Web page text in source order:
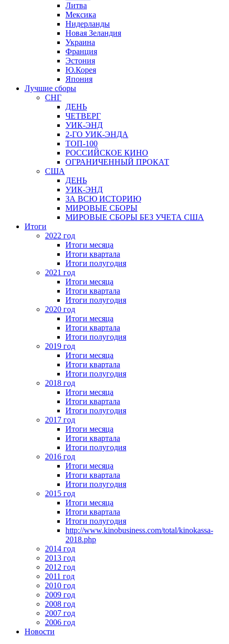
Литва
Мексика
Нидерланды
Новая Зеландия
Украина
Франция
Эстония
Ю.Корея
Япония
Лучшие сборы
СНГ
ДЕНЬ
ЧЕТВЕРГ
УИК-ЭНД
2-ГО УИК-ЭНДА
ТОП-100
РОССИЙСКОЕ КИНО
ОГРАНИЧЕННЫЙ ПРОКАТ
США
ДЕНЬ
УИК-ЭНД
ЗА ВСЮ ИСТОРИЮ
МИРОВЫЕ СБОРЫ
МИРОВЫЕ СБОРЫ БЕЗ УЧЕТА США
Итоги
2022 год
Итоги месяца
Итоги квартала
Итоги полугодия
2021 год
Итоги месяца
Итоги квартала
Итоги полугодия
2020 год
Итоги месяца
Итоги квартала
Итоги полугодия
2019 год
Итоги месяца
Итоги квартала
Итоги полугодия
2018 год
Итоги месяца
Итоги квартала
Итоги полугодия
2017 год
Итоги месяца
Итоги квартала
Итоги полугодия
2016 год
Итоги месяца
Итоги квартала
Итоги полугодия
2015 год
Итоги месяца
Итоги квартала
Итоги полугодия
http://www.kinobusiness.com/total/kinokassa-
2018.php
2014 год
2013 год
2012 год
2011 год
2010 год
2009 год
2008 год
2007 год
2006 год
Новости